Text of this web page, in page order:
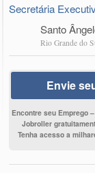
Secretária
Santo
Rio Grande do
Envie
Encontre seu Emprego
Jobroller
Tenha acesso a